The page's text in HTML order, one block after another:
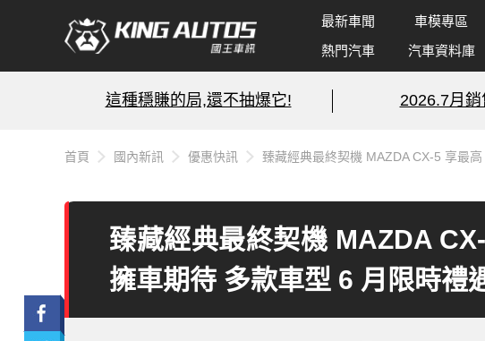
最新車聞 車模專區
熱門汽車
汽車資料庫
這種穩賺的局,還不抽爆它! 2026.7月
首頁 國內新訊 優惠快訊 臻藏經典最終契機 MAZDA CX-5 享最
臻藏經典最終契機 MAZDA
擁車期待 多款車型 6 月限時禮